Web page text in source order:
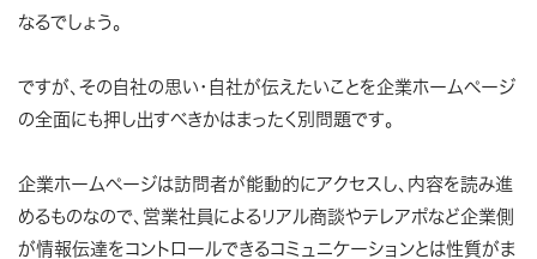
なるでしょう。
ですが、その自社の思い・自社が伝えたいことを企業ホームページ
の全面にも押し出すべきかはまったく別問題です。
企業ホームページは訪問者が能動的にアクセスし、内容を読み進
めるものなので、営業社員によるリアル商談やテレアポなど企業側
が情報伝達をコントロールできるコミュニケーションとは性質がま